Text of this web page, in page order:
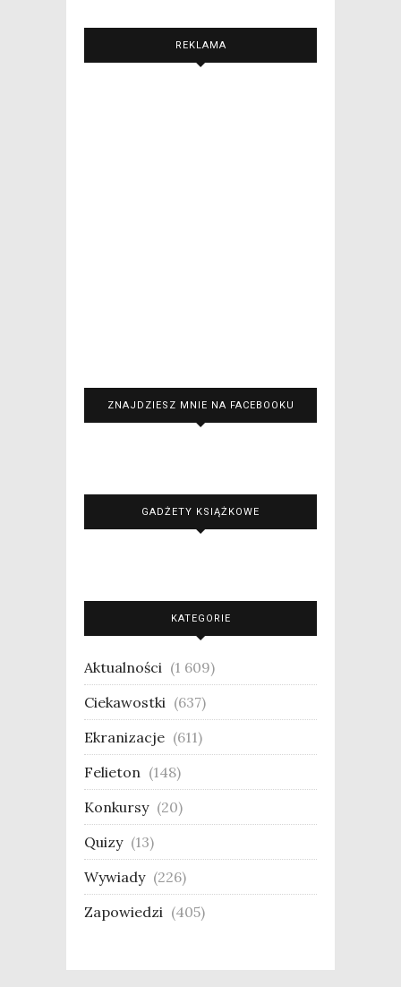
REKLAMA
ZNAJDZIESZ MNIE NA FACEBOOKU
GADŻETY KSIĄŻKOWE
KATEGORIE
Aktualności (1 609)
Ciekawostki (637)
Ekranizacje (611)
Felieton (148)
Konkursy (20)
Quizy (13)
Wywiady (226)
Zapowiedzi (405)